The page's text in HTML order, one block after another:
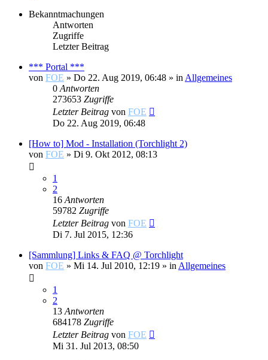
Bekanntmachungen
Antworten
Zugriffe
Letzter Beitrag
*** Portal ***
von FOE » Do 22. Aug 2019, 06:48 » in Allgemeines
0 Antworten
273653 Zugriffe
Letzter Beitrag von FOE
Do 22. Aug 2019, 06:48
[How to] Mod - Installation (Torchlight 2)
von FOE » Di 9. Okt 2012, 08:13
1
2
16 Antworten
59782 Zugriffe
Letzter Beitrag von FOE
Di 7. Jul 2015, 12:36
[Sammlung] Links & FAQ @ Torchlight
von FOE » Mi 14. Jul 2010, 12:19 » in Allgemeines
1
2
13 Antworten
684178 Zugriffe
Letzter Beitrag von FOE
Mi 31. Jul 2013, 08:50